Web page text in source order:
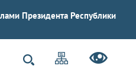
Президента Республики